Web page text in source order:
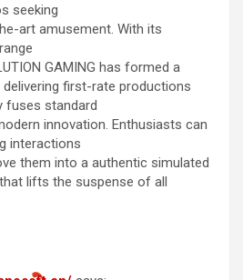
seeking
art amusement. With its
GAMING has formed a
first-rate productions
fuses standard
innovation. Enthusiasts can
interactions
them into a authentic simulated
lifts the suspense of all